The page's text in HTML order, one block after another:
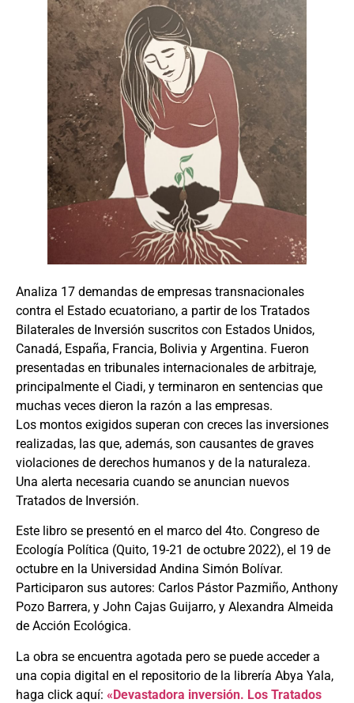
Analiza 17 demandas de empresas transnacionales
contra el Estado ecuatoriano, a partir de los Tratados
Bilaterales de Inversión suscritos con Estados Unidos,
Canadá, España, Francia, Bolivia y Argentina. Fueron
presentadas en tribunales internacionales de arbitraje,
principalmente el Ciadi, y terminaron en sentencias que
muchas veces dieron la razón a las empresas.
Los montos exigidos superan con creces las inversiones
realizadas, las que, además, son causantes de graves
violaciones de derechos humanos y de la naturaleza.
Una alerta necesaria cuando se anuncian nuevos
Tratados de Inversión.
Este libro se presentó en el marco del 4to. Congreso de
Ecología Política (Quito, 19-21 de octubre 2022), el 19 de
octubre en la Universidad Andina Simón Bolívar.
Participaron sus autores: Carlos Pástor Pazmiño, Anthony
Pozo Barrera, y John Cajas Guijarro, y Alexandra Almeida
de Acción Ecológica.
La obra se encuentra agotada pero se puede acceder a
una copia digital en el repositorio de la librería Abya Yala,
haga click aquí: «Devastadora inversión. Los Tratados